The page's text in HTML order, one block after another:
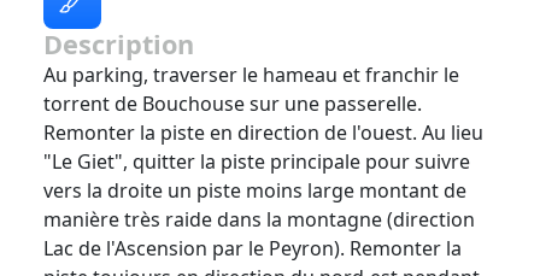
Description
Au parking, traverser le hameau et franchir le
torrent de Bouchouse sur une passerelle.
Remonter la piste en direction de l'ouest. Au lieu
"Le Giet", quitter la piste principale pour suivre
vers la droite un piste moins large montant de
manière très raide dans la montagne (direction
Lac de l'Ascension par le Peyron). Remonter la